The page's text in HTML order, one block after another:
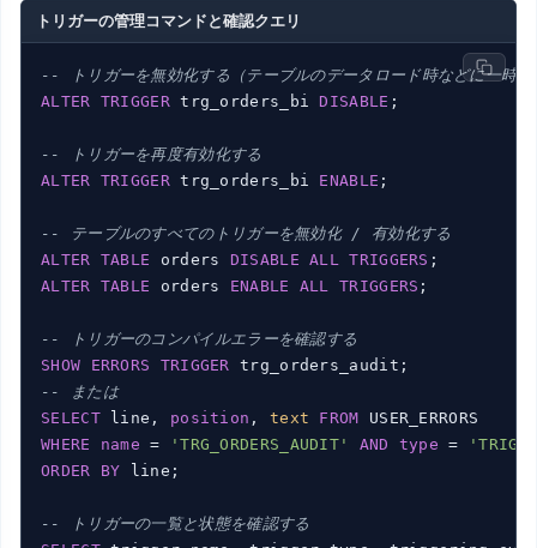
トリガーの管理コマンドと確認クエリ
-- トリガーを無効化する（テーブルのデータロード時などに一時的
ALTER TRIGGER trg_orders_bi DISABLE ;
-- トリガーを再度有効化する
ALTER TRIGGER trg_orders_bi ENABLE ;
-- テーブルのすべてのトリガーを無効化 / 有効化する
ALTER TABLE orders DISABLE ALL TRIGGERS
ALTER TABLE orders ENABLE ALL TRIGGERS ;
-- トリガーのコンパイルエラーを確認する
SHOW
ERRORS TRIGGER
-- または
SELECT line, position , text FROM
WHERE
name = 'TRG_ORDERS_AUDIT' AND type =
ORDER
BY line;
-- トリガーの一覧と状態を確認する